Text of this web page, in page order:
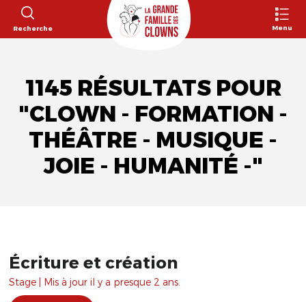
Recherche Menu
1145 RÉSULTATS POUR
"CLOWN - FORMATION -
THÉÂTRE - MUSIQUE -
JOIE - HUMANITÉ -"
Écriture et création
Stage | Mis à jour il y a presque 2 ans.